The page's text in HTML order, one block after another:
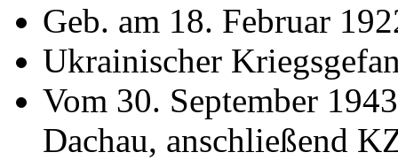
Geb. am 18. Februar
Ukrainischer
Vom 30. September
Dachau, anschließend